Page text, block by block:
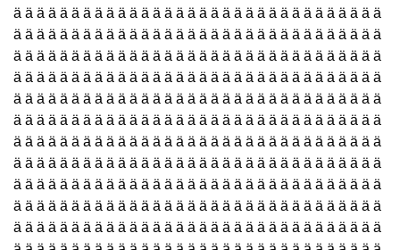
ä ä ä ä ä ä ä ä ä ä ä ä ä ä ä ä ä ä ä ä ä ä ä ä ä ä ä ä ä ä ä ä
ä ä ä ä ä ä ä ä ä ä ä ä ä ä ä ä ä ä ä ä ä ä ä ä ä ä ä ä ä ä ä ä
ä ä ä ä ä ä ä ä ä ä ä ä ä ä ä ä ä ä ä ä ä ä ä ä ä ä ä ä ä ä ä ä
ä ä ä ä ä ä ä ä ä ä ä ä ä ä ä ä ä ä ä ä ä ä ä ä ä ä ä ä ä ä ä ä
ä ä ä ä ä ä ä ä ä ä ä ä ä ä ä ä ä ä ä ä ä ä ä ä ä ä ä ä ä ä ä ä
ä ä ä ä ä ä ä ä ä ä ä ä ä ä ä ä ä ä ä ä ä ä ä ä ä ä ä ä ä ä ä ä
ä ä ä ä ä ä ä ä ä ä ä ä ä ä ä ä ä ä ä ä ä ä ä ä ä ä ä ä ä ä ä ä
ä ä ä ä ä ä ä ä ä ä ä ä ä ä ä ä ä ä ä ä ä ä ä ä ä ä ä ä ä ä ä ä
ä ä ä ä ä ä ä ä ä ä ä ä ä ä ä ä ä ä ä ä ä ä ä ä ä ä ä ä ä ä ä ä
ä ä ä ä ä ä ä ä ä ä ä ä ä ä ä ä ä ä ä ä ä ä ä ä ä ä ä ä ä ä ä ä
ä ä ä ä ä ä ä ä ä ä ä ä ä ä ä ä ä ä ä ä ä ä ä ä ä ä ä ä ä ä ä ä